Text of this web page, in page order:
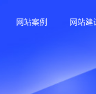
网站案例 网站建